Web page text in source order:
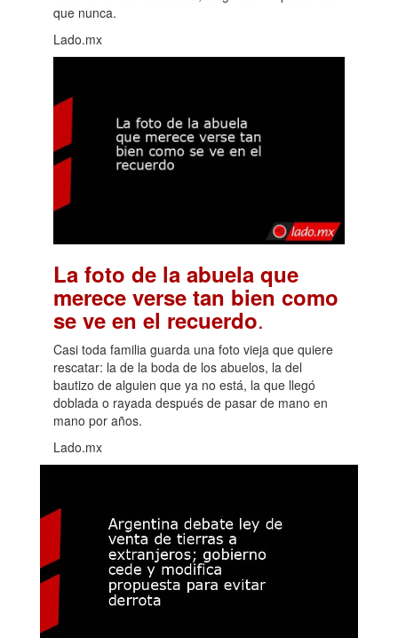
que nunca.
Lado.mx
La foto de la abuela que
merece verse tan bien como
se ve en el recuerdo.
Casi toda familia guarda una foto vieja que quiere
rescatar: la de la boda de los abuelos, la del
bautizo de alguien que ya no está, la que llegó
doblada o rayada después de pasar de mano en
mano por años.
Lado.mx